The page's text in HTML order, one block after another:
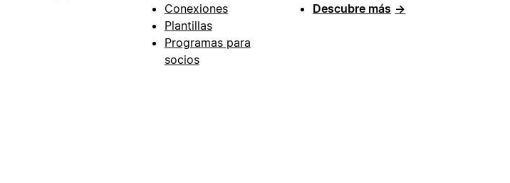
Conexiones
Plantillas
Programas para
socios
Descubre más →